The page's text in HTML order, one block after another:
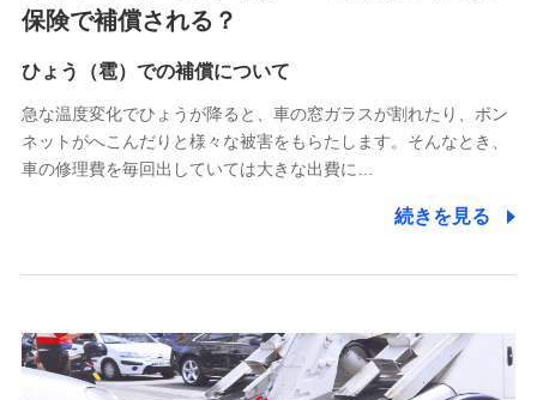
被紹介者への連絡、及び当社と取引のあるもしくは委託を受
けている保険会社・提携会社の保険その他に関する情報を提
供し、金融商品等の契約を勧奨するため
アンケートやキャンペーン等の実施のため
上記に係る連絡・手続き・管理等付帯業務を行うため
5.通話録音にて取得する情報
7.社員（従業者）の個人情報
人事･勤怠･健康・労務等の管理、給与支給、福利厚生・採用
保険で補償される？
ひょう（雹）での補償について
急な温度変化でひょうが降ると、車の窓ガラスが割れたり、ボン
ネットがへこんだりと様々な被害をもらたします。そんなとき、
車の修理費を毎回出していては大きな出費に…
続きを見る